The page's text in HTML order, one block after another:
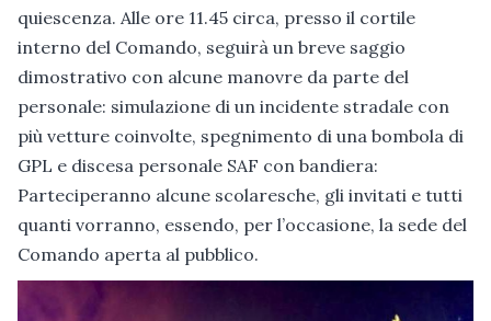
quiescenza. Alle ore 11.45 circa, presso il cortile
interno del Comando, seguirà un breve saggio
dimostrativo con alcune manovre da parte del
personale: simulazione di un incidente stradale con
più vetture coinvolte, spegnimento di una bombola di
GPL e discesa personale SAF con bandiera:
Parteciperanno alcune scolaresche, gli invitati e tutti
quanti vorranno, essendo, per l’occasione, la sede del
Comando aperta al pubblico.